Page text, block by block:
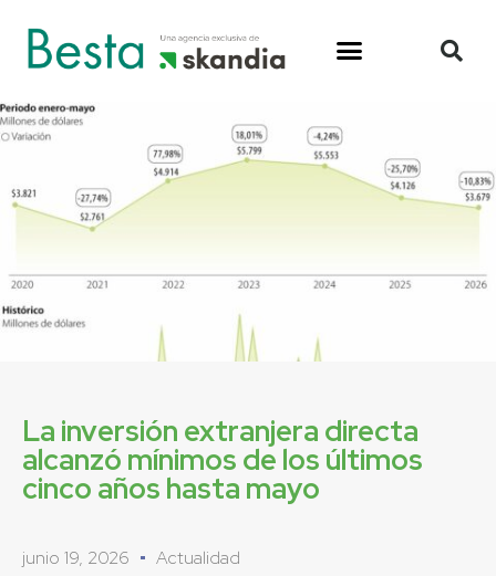
La inversión extranjera directa
alcanzó mínimos de los últimos
cinco años hasta mayo
junio 19, 2026 Actualidad